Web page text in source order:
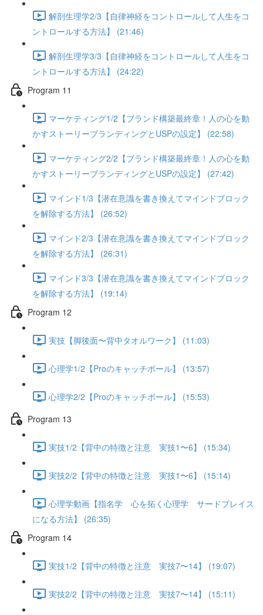
解剖生理学2/3【自律神経をコントロールして人生をコ
ントロールする方法】 (21:46)
解剖生理学3/3【自律神経をコントロールして人生をコ
ントロールする方法】 (24:22)
Program 11
マーケティング1/2【ブランド構築最終章！人の心を動
かすストーリーブランディングとUSPの設定】 (22:58)
マーケティング2/2【ブランド構築最終章！人の心を動
かすストーリーブランディングとUSPの設定】 (27:42)
マインド1/3【潜在意識を書き換えてマインドブロック
を解除する方法】 (26:52)
マインド2/3【潜在意識を書き換えてマインドブロック
を解除する方法】 (26:31)
マインド3/3【潜在意識を書き換えてマインドブロック
を解除する方法】 (19:14)
Program 12
実技【脚後面〜背中タオルワーク】 (11:03)
心理学1/2【Proのキャッチボール】 (13:57)
心理学2/2【Proのキャッチボール】 (15:53)
Program 13
実技1/2【背中の特徴と注意 実技1〜6】 (15:34)
実技2/2【背中の特徴と注意 実技1〜6】 (15:14)
心理学動画【指名学 心を拓く心理学 サードプレイス
になる方法】 (26:35)
Program 14
実技1/2【背中の特徴と注意 実技7〜14】 (19:07)
実技2/2【背中の特徴と注意 実技7〜14】 (15:11)